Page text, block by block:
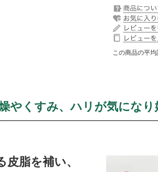
この商品の平均
やくすみ、ハリが気にな
脂を補い、